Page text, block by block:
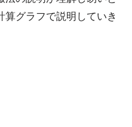
グラフで説明していき